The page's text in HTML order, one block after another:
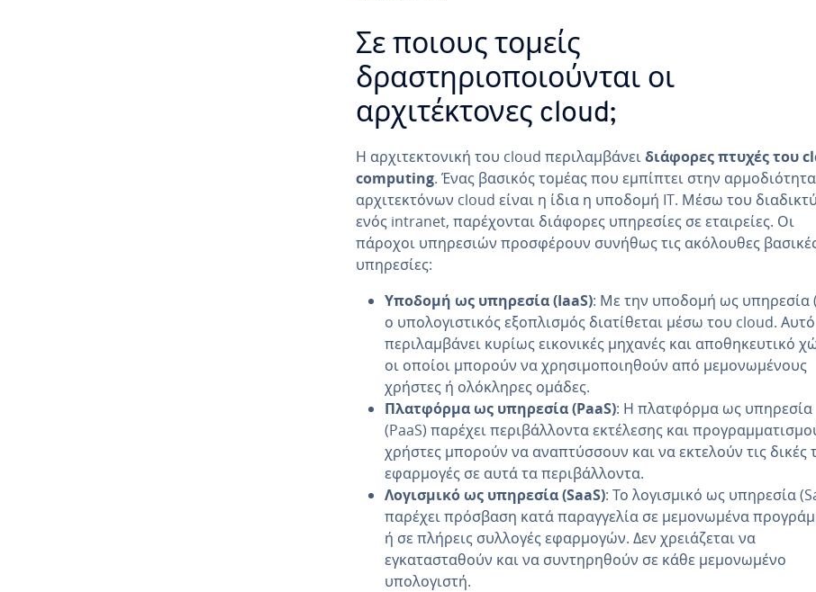
Σε ποιους τομείς
δραστηριοποιούνται οι
αρχιτέκτονες cloud;
Η αρχιτεκτονική του cloud περιλαμβάνειδιάφορες πτυχές του
computing. Ένας βασικός τομέας που εμπίπτει στην
αρχιτεκτόνων cloud είναι η ίδια η υποδομή IT. Μέσω του
ενός intranet, παρέχονται διάφορες υπηρεσίες σε εταιρείες. Οι
πάροχοι υπηρεσιών προσφέρουν συνήθως τις ακόλουθες
υπηρεσίες:
Υποδομή ως υπηρεσία (IaaS): Με την υποδομή ως υπηρεσία
ο υπολογιστικός εξοπλισμός διατίθεται μέσω του cloud. Αυτό
περιλαμβάνει κυρίως εικονικές μηχανές και αποθηκευτικό
οι οποίοι μπορούν να χρησιμοποιηθούν από μεμονωμένους
χρήστες ή ολόκληρες ομάδες.
Πλατφόρμα ως υπηρεσία (PaaS): Η πλατφόρμα ως υπηρεσία
(PaaS) παρέχει περιβάλλοντα εκτέλεσης και
χρήστες μπορούν να αναπτύσσουν και να εκτελούν τις δικές
εφαρμογές σε αυτά τα περιβάλλοντα.
Λογισμικό ως υπηρεσία (SaaS): Το λογισμικό ως υπηρεσία
παρέχει πρόσβαση κατά παραγγελία σε μεμονωμένα
ή σε πλήρεις συλλογές εφαρμογών. Δεν χρειάζεται να
εγκατασταθούν και να συντηρηθούν σε κάθε μεμονωμένο
υπολογιστή.